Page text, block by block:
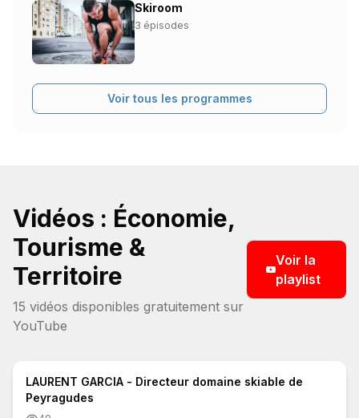
Skiroom
3 épisodes
Voir tous les programmes
Vidéos : Économie,
Tourisme &
Territoire
15 vidéos disponibles gratuitement sur
YouTube
Voir la
playlist
LAURENT GARCIA - Directeur domaine skiable de
Peyragudes